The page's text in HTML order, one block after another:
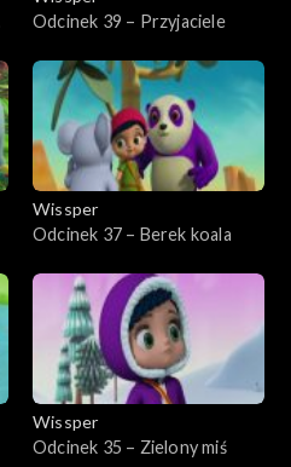
Odcinek 39 – Przyjaciele
Wissper
Odcinek 37 – Berek koala
Wissper
Odcinek 35 – Zielony miś